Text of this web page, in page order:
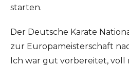
starten.
Der Deutsche Karate
zur Europameisterschaft
Ich war gut vorbereitet, voll